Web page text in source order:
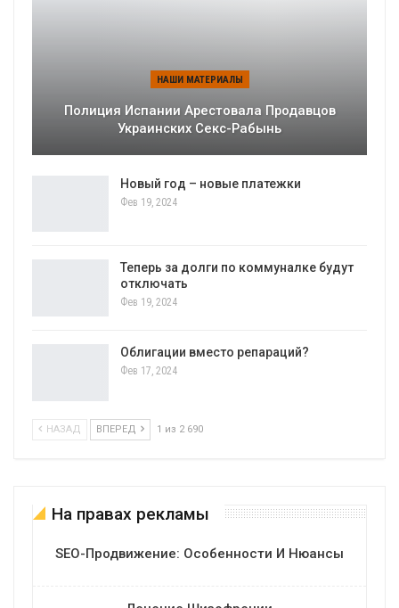
НАШИ МАТЕРИАЛЫ
Полиция Испании Арестовала Продавцов
Украинских Секс-Рабынь
Новый год – новые платежки
Фев 19, 2024
Теперь за долги по коммуналке будут
отключать
Фев 19, 2024
Облигации вместо репараций?
Фев 17, 2024
НАЗАД ВПЕРЕД 1 из 2 690
На правах рекламы
SEO-Продвижение: Особенности И Нюансы